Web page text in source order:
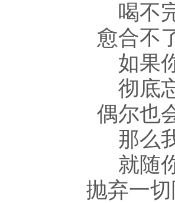
喝不
愈合不
如果
彻底
偶尔也
那么
就随
抛弃一